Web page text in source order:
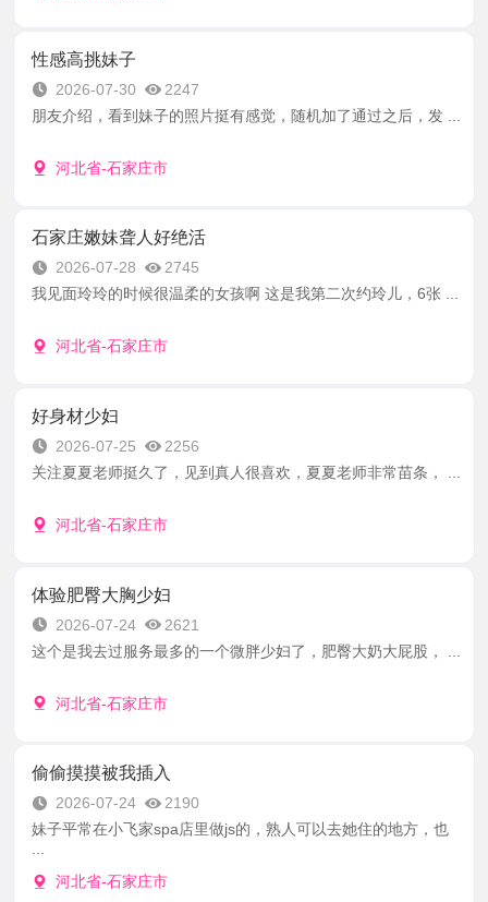
性感高挑妹子
2026-07-30
2247
朋友介绍，看到妹子的照片挺有感觉，随机加了通过之后，发 ...
河北省-石家庄市
石家庄嫩妹聋人好绝活
2026-07-28
2745
我见面玲玲的时候很温柔的女孩啊 这是我第二次约玲儿，6张 ...
河北省-石家庄市
好身材少妇
2026-07-25
2256
关注夏夏老师挺久了，见到真人很喜欢，夏夏老师非常苗条， ...
河北省-石家庄市
体验肥臀大胸少妇
2026-07-24
2621
这个是我去过服务最多的一个微胖少妇了，肥臀大奶大屁股， ...
河北省-石家庄市
偷偷摸摸被我插入
2026-07-24
2190
妹子平常在小飞家spa店里做js的，熟人可以去她住的地方，也
...
河北省-石家庄市